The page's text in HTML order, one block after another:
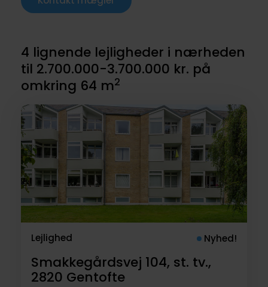
4 lignende lejligheder i nærheden
til 2.700.000-3.700.000 kr. på
omkring 64 m2
Lejlighed Nyhed!
Smakkegårdsvej 104, st. tv.,
2820 Gentofte